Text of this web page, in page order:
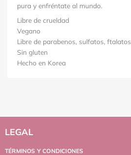
pura y enfréntate al mundo.
Libre de crueldad
Vegano
Libre de parabenos, sulfatos, ftalatos
Sin gluten
Hecho en Korea
LEGAL
TÉRMINOS Y CONDICIONES